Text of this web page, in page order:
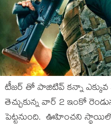
టీజర్ తో పాజిటివ్ కన్నా ఎక్కువ
తెచ్చుకున్న వార్ 2 ఇంకో
పెట్టనుంది. ఊహించని